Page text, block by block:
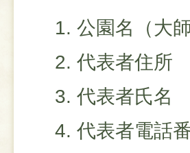
公園名（大
代表者住所
代表者氏名
代表者電話